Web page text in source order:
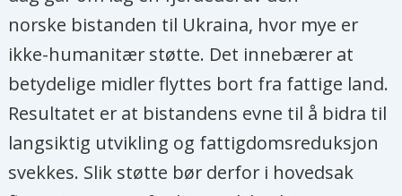
norske bistanden til Ukraina, hvor mye er
ikke-humanitær støtte. Det innebærer at
betydelige midler flyttes bort fra fattige land.
Resultatet er at bistandens evne til å bidra til
langsiktig utvikling og fattigdomsreduksjon
svekkes. Slik støtte bør derfor i hovedsak